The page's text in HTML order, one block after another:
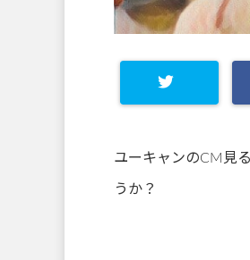
ユーキャンのCM見
うか？